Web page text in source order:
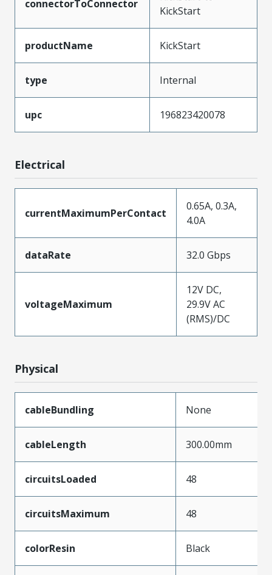
connectorToConnector
KickStart
productName KickStart
type Internal
upc 196823420078
Electrical
currentMaximumPerContact
0.65A, 0.3A,
4.0A
dataRate 32.0 Gbps
voltageMaximum
12V DC,
29.9V AC
(RMS)/DC
Physical
cableBundling None
cableLength 300.00mm
circuitsLoaded 48
circuitsMaximum 48
colorResin Black